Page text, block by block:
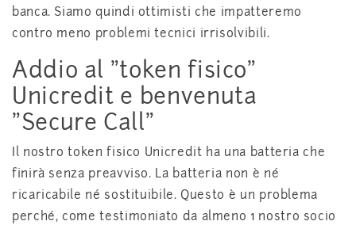
banca. Siamo quindi ottimisti che impatteremo
contro meno problemi tecnici irrisolvibili.
Addio al "token fisico"
Unicredit e benvenuta
"Secure Call"
Il nostro token fisico Unicredit ha una batteria che
finirà senza preavviso. La batteria non è né
ricaricabile né sostituibile. Questo è un problema
perché, come testimoniato da almeno 1 nostro socio